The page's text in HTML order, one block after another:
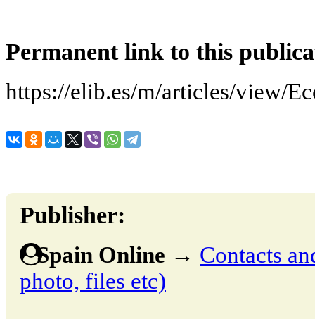
Permanent link to this
https://elib.es/m/articles/view/
Publisher:
Spain Online → Contacts
photo, files etc)